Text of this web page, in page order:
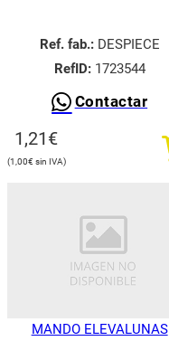
Ref. fab.:DESPIECE
RefID:1723544
Contactar
1,21€
1,00€
MANDO ELEVALUNAS